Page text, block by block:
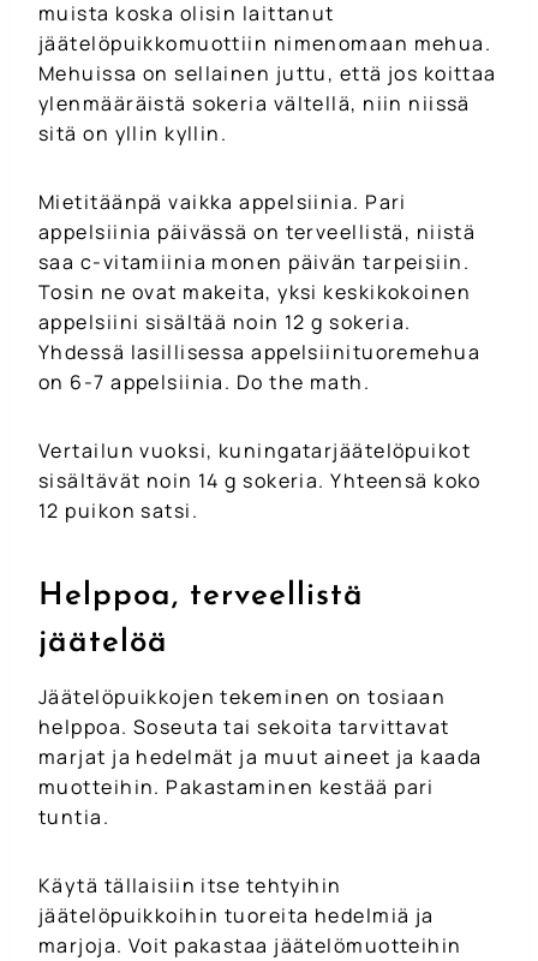
muista koska olisin laittanut
jäätelöpuikkomuottiin nimenomaan mehua.
Mehuissa on sellainen juttu, että jos koittaa
ylenmääräistä sokeria vältellä, niin niissä
sitä on yllin kyllin.
Mietitäänpä vaikka appelsiinia. Pari
appelsiinia päivässä on terveellistä, niistä
saa c-vitamiinia monen päivän tarpeisiin.
Tosin ne ovat makeita, yksi keskikokoinen
appelsiini sisältää noin 12 g sokeria.
Yhdessä lasillisessa appelsiinituoremehua
on 6-7 appelsiinia. Do the math.
Vertailun vuoksi, kuningatarjäätelöpuikot
sisältävät noin 14 g sokeria. Yhteensä koko
12 puikon satsi.
Helppoa, terveellistä
jäätelöä
Jäätelöpuikkojen tekeminen on tosiaan
helppoa. Soseuta tai sekoita tarvittavat
marjat ja hedelmät ja muut aineet ja kaada
muotteihin. Pakastaminen kestää pari
tuntia.
Käytä tällaisiin itse tehtyihin
jäätelöpuikkoihin tuoreita hedelmiä ja
marjoja. Voit pakastaa jäätelömuotteihin